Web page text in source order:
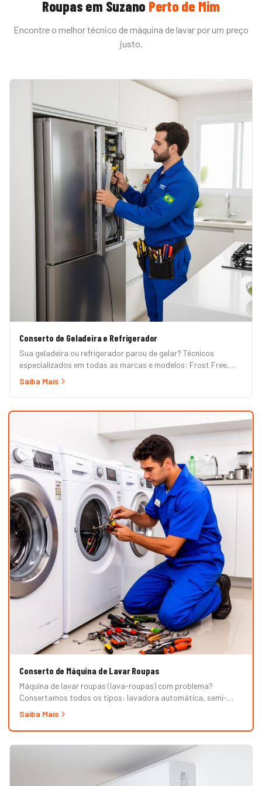
Roupas em Suzano Perto de Mim
Encontre o melhor técnico de máquina de lavar por um preço
justo.
Conserto de Geladeira e Refrigerador
Sua geladeira ou refrigerador parou de gelar? Técnicos
especializados em todas as marcas e modelos: Frost Free,
Duplex, Side by Side, French Door, Inverter e convencional.
Saiba Mais
Conserto de Máquina de Lavar Roupas
Máquina de lavar roupas (lava-roupas) com problema?
Consertamos todos os tipos: lavadora automática, semi-
automática, tanquinho, abertura superior e frontal. Marcas
Continental e Mueller. Atendimento em domicílio com
orçamento grátis.
Saiba Mais